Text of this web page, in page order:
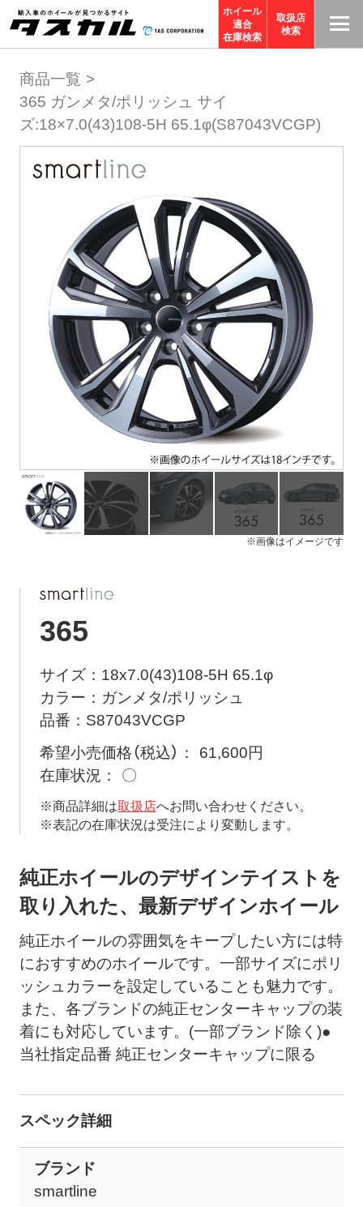
ホイール
適合
在庫検索
取扱店
検索
商品一覧
365 ガンメタ/ポリッシュ サイ
ズ:18×7.0(43)108-5H 65.1φ(S87043VCGP)
※画像はイメージです
365
サイズ：18x7.0(43)108-5H 65.1φ
カラー：ガンメタ/ポリッシュ
品番：S87043VCGP
希望小売価格（税込）
61,600円
在庫状況
〇
※商品詳細は取扱店へお問い合わせください。
※表記の在庫状況は受注により変動します。
純正ホイールのデザインテイストを
取り入れた、最新デザインホイール
純正ホイールの雰囲気をキープしたい方には特
におすすめのホイールです。一部サイズにポリ
ッシュカラーを設定していることも魅力です。
また、各ブランドの純正センターキャップの装
着にも対応しています。(一部ブランド除く)●
当社指定品番 純正センターキャップに限る
スペック詳細
ブランド
smartline
T
R
ー
を
く